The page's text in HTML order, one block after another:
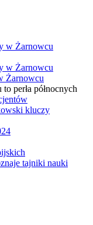
Żarnowcu
perła północnych
kluczy
tajniki nauki